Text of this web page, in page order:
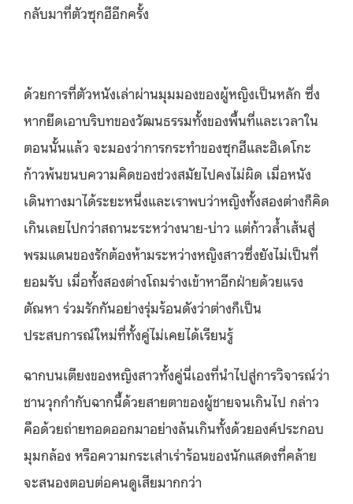
กลับมาที่ตัวซุกฮีอีกครั้ง
ด้วยการที่ตัวหนังเล่าผ่านมุมมองของผู้หญิงเป็นหลัก ซึ่ง
หากยึดเอาบริบทของวัฒนธรรมทั้งของพื้นที่และเวลาใน
ตอนนั้นแล้ว จะมองว่าการกระทำของซุกฮีและฮิเดโกะ
ก้าวพ้นขนบความคิดของช่วงสมัยไปคงไม่ผิด เมื่อหนัง
เดินทางมาได้ระยะหนึ่งและเราพบว่าหญิงทั้งสองต่างก็คิด
เกินเลยไปกว่าสถานะระหว่างนาย-บ่าว แต่ก้าวล้ำเส้นสู่
พรมแดนของรักต้องห้ามระหว่างหญิงสาวซึ่งยังไม่เป็นที่
ยอมรับ เมื่อทั้งสองต่างโถมร่างเข้าหาอีกฝ่ายด้วยแรง
ตัณหา ร่วมรักกันอย่างรุ่มร้อนดังว่าต่างก็เป็น
ประสบการณ์ใหม่ที่ทั้งคู่ไม่เคยได้เรียนรู้
ฉากบนเตียงของหญิงสาวทั้งคู่นี่เองที่นำไปสู่การวิจารณ์ว่า
ชานวุกกำกับฉากนี้ด้วยสายตาของผู้ชายจนเกินไป กล่าว
คือด้วยถ่ายทอดออกมาอย่างล้นเกินทั้งด้วยองค์ประกอบ
มุมกล้อง หรือความกระเส่าเร่าร้อนของนักแสดงที่คล้าย
จะสนองตอบต่อคนดูเสียมากกว่า